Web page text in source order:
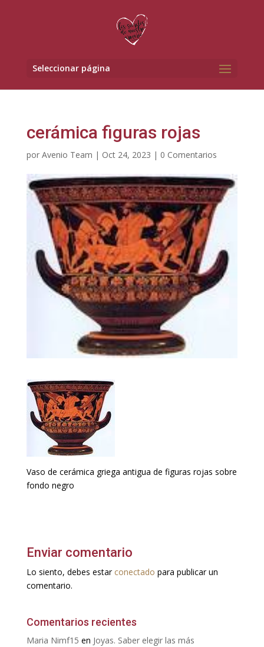
Seleccionar página
cerámica figuras rojas
por Avenio Team | Oct 24, 2023 | 0 Comentarios
Vaso de cerámica griega antigua de figuras rojas sobre
fondo negro
Enviar comentario
Lo siento, debes estar conectado para publicar un
comentario.
Comentarios recientes
Maria Nimf15 en Joyas. Saber elegir las más